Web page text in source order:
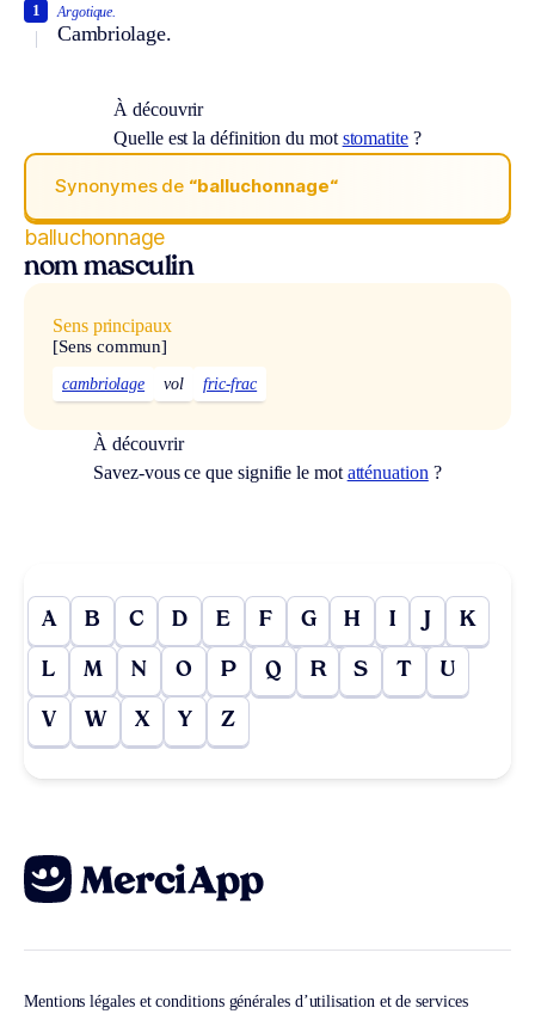
Argotique.
Cambriolage.
1
À découvrir
Quelle est la définition du mot stomatite?
Synonymes de “balluchonnage“
balluchonnage
nom masculin
Sens principaux
[Sens commun]
cambriolage vol fric-frac
À découvrir
Savez-vous ce que signifie le mot atténuation ?
A B C D E F G H I J K
L M N O P Q R S T U
V W X Y Z
Mentions légales et conditions générales d’utilisation et de services